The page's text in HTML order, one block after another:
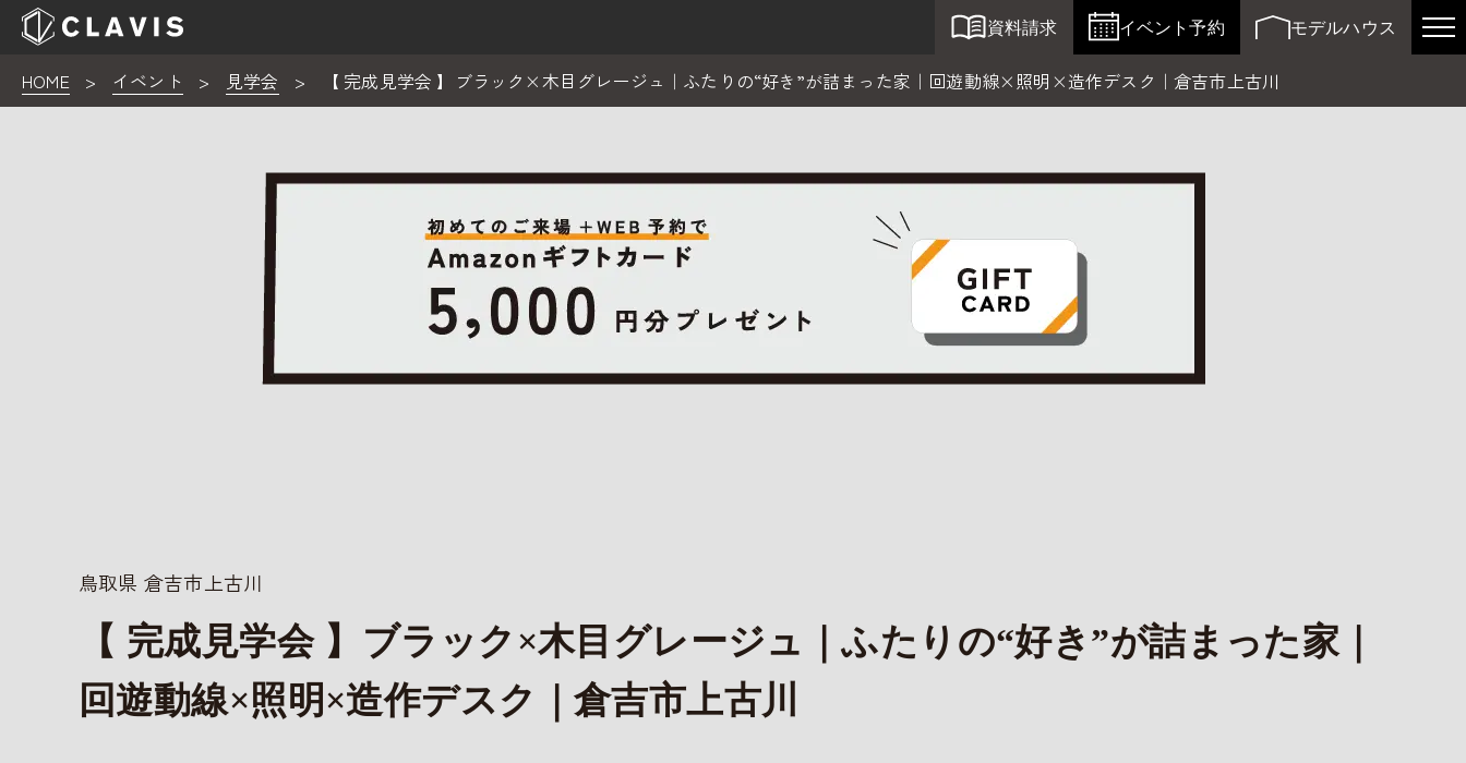
資料請求 イベント予約 モデルハウス
HOME > イベント > 見学会 > 【 完成見学会 】ブラック×木目グレージュ｜ふたりの“好き”が詰まった家｜回遊動線×照明×造作デスク｜倉吉市上古川
鳥取県 倉吉市上古川
【 完成見学会 】ブラック×木目グレージュ｜ふたりの“好き”が詰まった家｜
回遊動線×照明×造作デスク｜倉吉市上古川